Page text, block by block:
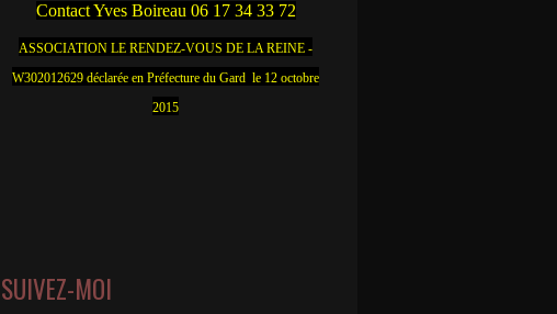
Contact Yves Boireau 06 17 34 33 72
ASSOCIATION LE RENDEZ-VOUS DE LA REINE -
W302012629 déclarée en Préfecture du Gard le 12 octobre
2015
SUIVEZ-MOI